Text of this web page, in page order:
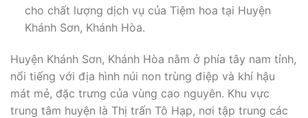
cho chất lượng dịch vụ của Tiệm hoa tại Huyện
Khánh Sơn, Khánh Hòa.
Huyện Khánh Sơn, Khánh Hòa nằm ở phía tây nam tỉnh,
nổi tiếng với địa hình núi non trùng điệp và khí hậu
mát mẻ, đặc trưng của vùng cao nguyên. Khu vực
trung tâm huyện là Thị trấn Tô Hạp, nơi tập trung các